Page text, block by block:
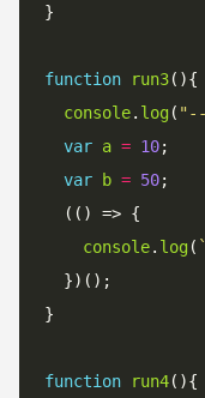
}
function run3(){
console. log(
var a = 10;
var
b = 50;
  (() => {
console. log( `
  })();
}
function run4(){